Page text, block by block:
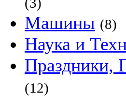
Машины (8)
Наука и
Праздники,
(12)